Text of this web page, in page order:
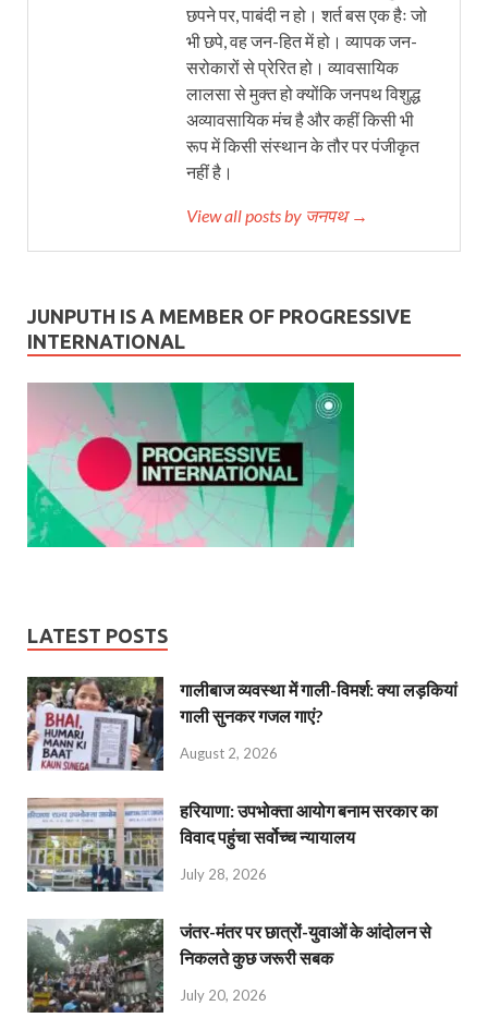
छपने पर, पाबंदी न हो। शर्त बस एक हैः जो
भी छपे, वह जन-हित में हो। व्यापक जन-
सरोकारों से प्रेरित हो। व्यावसायिक
लालसा से मुक्त हो क्योंकि जनपथ विशुद्ध
अव्यावसायिक मंच है और कहीं किसी भी
रूप में किसी संस्थान के तौर पर पंजीकृत
नहीं है।
View all posts by जनपथ →
JUNPUTH IS A MEMBER OF PROGRESSIVE
INTERNATIONAL
LATEST POSTS
गालीबाज व्‍यवस्‍था में गाली-विमर्श: क्या लड़कियां
गाली सुनकर गजल गाएं?
August 2, 2026
हरियाणा: उपभोक्ता आयोग बनाम सरकार का
विवाद पहुंचा सर्वोच्च न्यायालय
July 28, 2026
जंतर-मंतर पर छात्रों-युवाओं के आंदोलन से
निकलते कुछ जरूरी सबक
July 20, 2026